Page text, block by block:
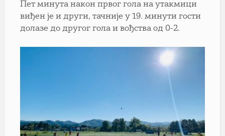
Пет минута након првог гола на утакмици
виђен је и други, тачније у 19. минути гости
долазе до другог гола и вођства од 0-2.